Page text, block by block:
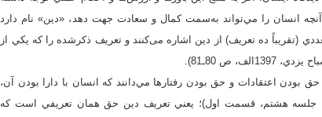
آنچه انسان را مي‌تواند به‌سمت کمال و سعادت جهت دهد، «دين» نام دارد
متعددي (تقريباً ده تعريف) از دين اشاره می‌کنند و تعريف ذکرشده را که يکي از
ص 80ـ81).
بودن اعتقادات و حق بودن رفتارها مي‌دانند که انسان با دارا بودن آن،
به سعادت حقيقي خود خواهد رسيد (مصباح يزدي، 1380، جلسه هشتم، قسمت اول)؛ يعني تعريف دين حق همان تعريفي است که